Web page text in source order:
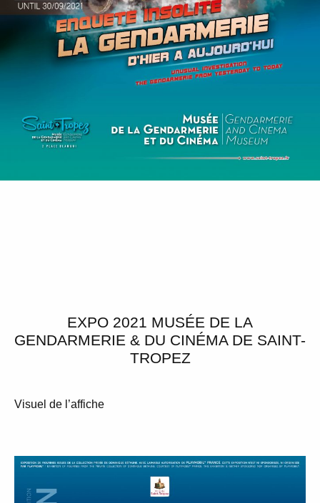
EXPO 2021 MUSÉE DE LA
GENDARMERIE & DU CINÉMA DE SAINT-
TROPEZ
Visuel de l’affiche